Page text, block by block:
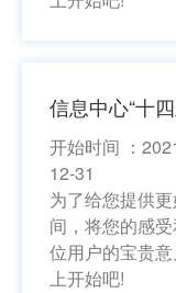
信息中心“十
开始时间 ：
12-31
为了给您提供
间，将您的感
位用户的宝贵
上开始吧!